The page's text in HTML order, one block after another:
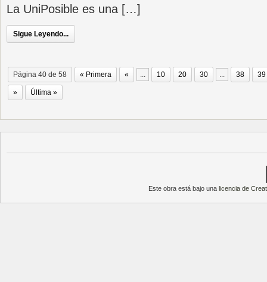
La UniPosible es una […]
Sigue Leyendo...
Página 40 de 58 « Primera « ... 10 20 30 ... 38 39
» Última »
Este obra está bajo unalicencia de